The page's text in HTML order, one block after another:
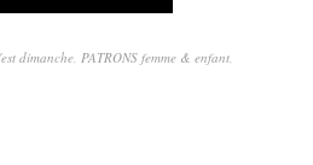
dimanche, PATRONS femme & enfant,